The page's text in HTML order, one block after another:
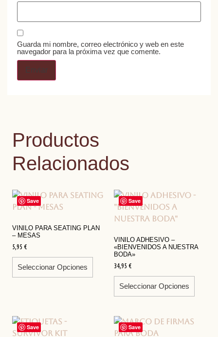
Guarda mi nombre, correo electrónico y web en este
navegador para la próxima vez que comente.
Productos
Relacionados
Save
VINILO PARA SEATING PLAN
– MESAS
5,95 €
Seleccionar Opciones
Save
VINILO ADHESIVO –
«BIENVENIDOS A NUESTRA
BODA»
34,95 €
Seleccionar Opciones
Save Save